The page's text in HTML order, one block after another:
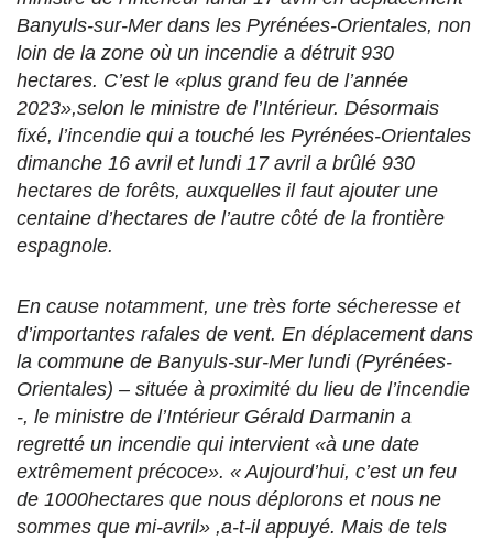
Banyuls-sur-Mer dans les Pyrénées-Orientales, non
loin de la zone où un incendie a détruit 930
hectares. C’est le «plus grand feu de l’année
2023»,selon le ministre de l’Intérieur. Désormais
fixé, l’incendie qui a touché les Pyrénées-Orientales
dimanche 16 avril et lundi 17 avril a brûlé 930
hectares de forêts, auxquelles il faut ajouter une
centaine d’hectares de l’autre côté de la frontière
espagnole.
En cause notamment, une très forte sécheresse et
d’importantes rafales de vent. En déplacement dans
la commune de Banyuls-sur-Mer lundi (Pyrénées-
Orientales) – située à proximité du lieu de l’incendie
-, le ministre de l’Intérieur Gérald Darmanin a
regretté un incendie qui intervient «à une date
extrêmement précoce». « Aujourd’hui, c’est un feu
de 1000hectares que nous déplorons et nous ne
sommes que mi-avril» ,a-t-il appuyé. Mais de tels